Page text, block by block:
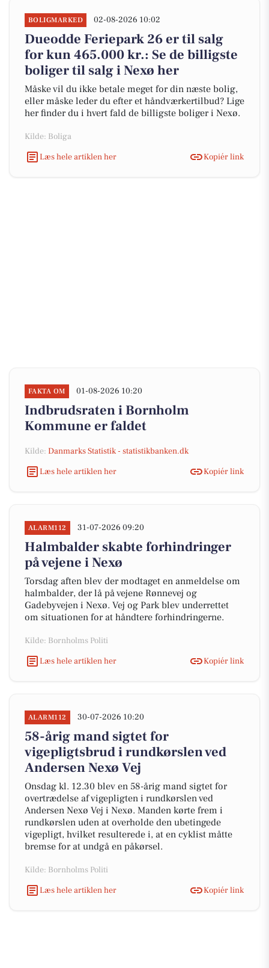
BOLIGMARKED 02-08-2026 10:02
Dueodde Feriepark 26 er til salg
for kun 465.000 kr.: Se de billigste
boliger til salg i Nexø her
Måske vil du ikke betale meget for din næste bolig,
eller måske leder du efter et håndværkertilbud? Lige
her finder du i hvert fald de billigste boliger i Nexø.
Kilde: Boliga
Læs hele artiklen her
Kopiér link
FAKTA OM 01-08-2026 10:20
Indbrudsraten i Bornholm
Kommune er faldet
Kilde: Danmarks Statistik - statistikbanken.dk
Læs hele artiklen her
Kopiér link
ALARM112 31-07-2026 09:20
Halmbalder skabte forhindringer
på vejene i Nexø
Torsdag aften blev der modtaget en anmeldelse om
halmbalder, der lå på vejene Rønnevej og
Gadebyvejen i Nexø. Vej og Park blev underrettet
om situationen for at håndtere forhindringerne.
Kilde: Bornholms Politi
Læs hele artiklen her
Kopiér link
ALARM112 30-07-2026 10:20
58-årig mand sigtet for
vigepligtsbrud i rundkørslen ved
Andersen Nexø Vej
Onsdag kl. 12.30 blev en 58-årig mand sigtet for
overtrædelse af vigepligten i rundkørslen ved
Andersen Nexø Vej i Nexø. Manden kørte frem i
rundkørslen uden at overholde den ubetingede
vigepligt, hvilket resulterede i, at en cyklist måtte
bremse for at undgå en påkørsel.
Kilde: Bornholms Politi
Læs hele artiklen her
Kopiér link